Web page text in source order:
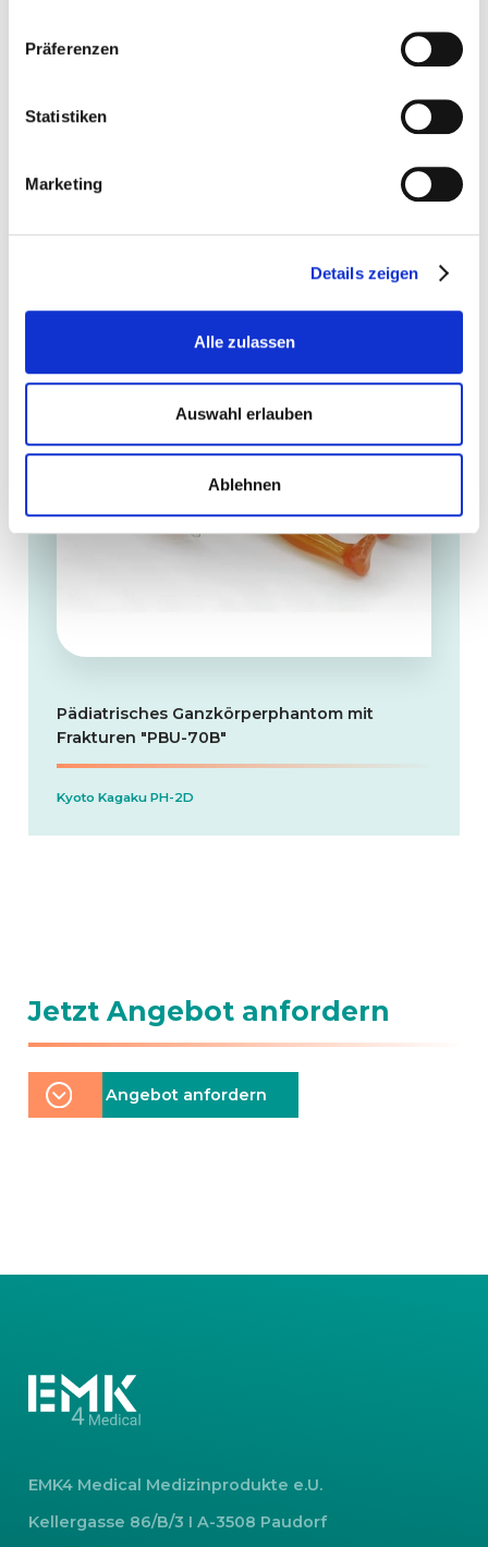
Präferenzen
Statistiken
Marketing
Details zeigen
Alle zulassen
Auswahl erlauben
Ablehnen
Pädiatrisches Ganzkörperphantom mit
Frakturen "PBU-70B"
Kyoto Kagaku PH-2D
Jetzt Angebot anfordern
Angebot anfordern
EMK4 Medical Medizinprodukte e.U.
Kellergasse 86/B/3 I A-3508 Paudorf